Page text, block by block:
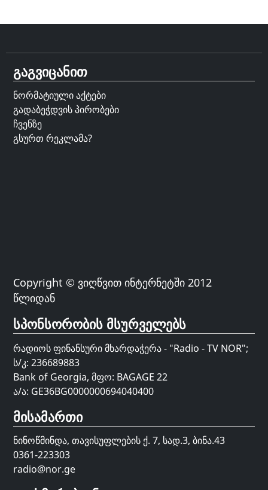
გაგვიცანით
ნორმატიული აქტები
გადაბეჭდვის პირობები
ჩვენზე
გსურთ რეკლამა?
Copyright © ვიღწვით ინტერნეტში 2012
წლიდან
სპონსორობის მსურველებს
რადიოს ფინანსური მხარდაჭერა - "Radio - TV NOR";
ს/კ: 236689883
Bank of Georgia, მფო: BAGAGE 22
ა/ა: GE36BG0000000694040400
მისამართი
ნინოწმინდა, თავისუფლების ქ. 7, სად.3, ბინა.43
0361-223303
radio@nor.ge